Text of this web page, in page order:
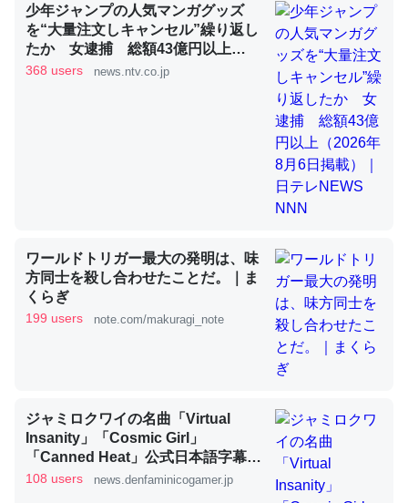
論文では「淡水はカルシウムも酸素も不足してて両方に不
利だから両方が拮抗してるのでは」とあって面白い。海に
いる鋏角類（カブトガニ・ウミグモ）はカルシウムを使わ
ずキチンを強化してる筈だが、酵素が違うのか？
─ニュース :: 【研究発表】昆虫学の大問題＝「昆虫はなぜ海にいな
これを元に考えるとカルシウムを大量に使う脊椎動物と貝
類は苦労してるんだな…。腹足類だと殻を無くしてナメク
いのか」に関する新仮説
少年ジャンプの人気マンガグッズ
を“大量注文しキャンセル”繰り返し
たか 女逮捕 総額43億円以上
（2026年8月6日掲載）｜日テレ
368 users news.ntv.co.jp
ワールドトリガー最大の発明は、味
方同士を殺し合わせたことだ。｜ま
くらぎ
199 users note.com/makuragi_note
ジャミロクワイの名曲「Virtual
Insanity」「Cosmic Girl」
「Canned Heat」公式日本語字幕付
きMVがいきなり公開！「SUMMER
108 users news.denfaminicogamer.jp